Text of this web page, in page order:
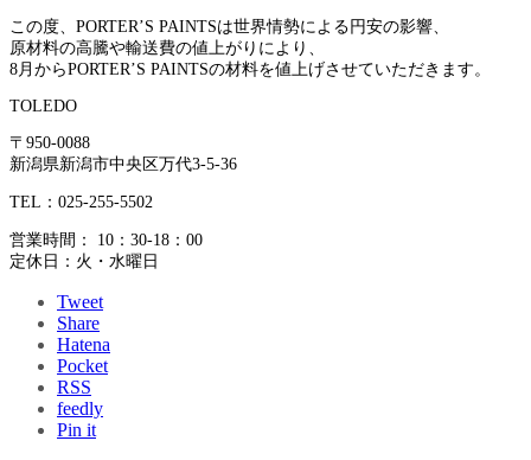
この度、PORTER’S PAINTSは世界情勢による円安の影響、
原材料の高騰や輸送費の値上がりにより、
8月からPORTER’S PAINTSの材料を値上げさせていただきます。
TOLEDO
〒950-0088
新潟県新潟市中央区万代3-5-36
TEL：025-255-5502
営業時間： 10：30-18：00
定休日：火・水曜日
Tweet
Share
Hatena
Pocket
RSS
feedly
Pin it